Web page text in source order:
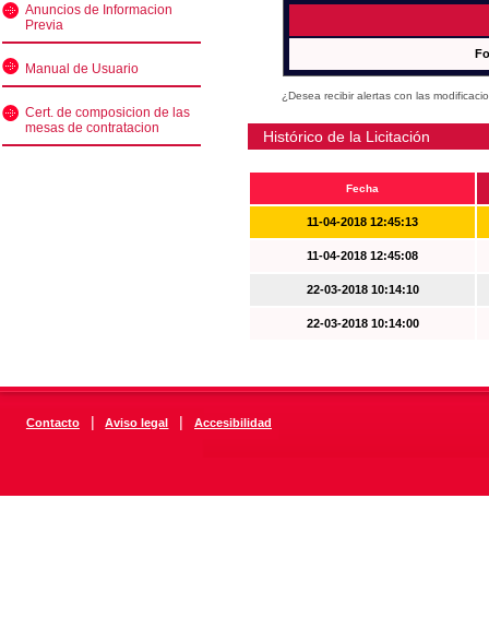
Anuncios de Informacion
Previa
Manual de Usuario
Cert. de composicion de las
mesas de contratacion
¿Desea recibir alertas con las
Histórico de la Licitación
Fecha
11-04-2018 12:45:13
11-04-2018 12:45:08
22-03-2018 10:14:10
22-03-2018 10:14:00
Contacto | Aviso legal | Accesibilidad